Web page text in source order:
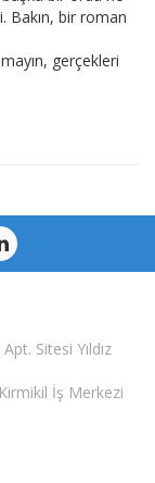
Bakın, bir roman
gerçekleri
Sitesi Yıldız
İş Merkezi